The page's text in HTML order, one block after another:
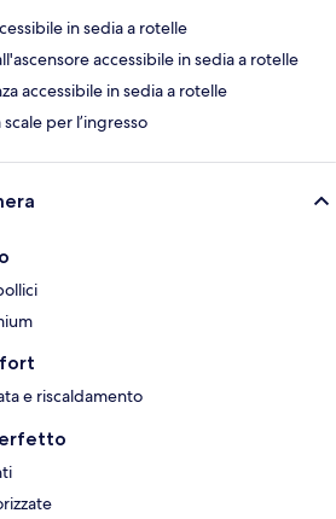
in sedia a rotelle
accessibile in sedia a rotelle
accessibile in sedia a rotelle
per l’ingresso
e riscaldamento